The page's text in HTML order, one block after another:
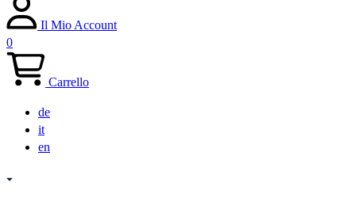
Il Mio Account
0
Carrello
de
it
en